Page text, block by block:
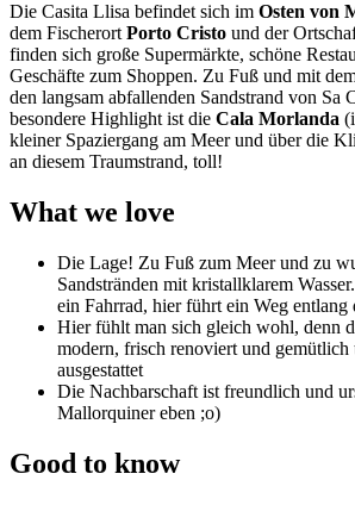
Die Casita Llisa befindet sich im Osten von
dem Fischerort Porto Cristo und der
finden sich große Supermärkte, schöne
Geschäfte zum Shoppen. Zu Fuß und mit
den langsam abfallenden Sandstrand von Sa
besondere Highlight ist die Cala Morlanda
kleiner Spaziergang am Meer und über die
an diesem Traumstrand, toll!
What we love
Die Lage! Zu Fuß zum Meer und zu
Sandstränden mit kristallklarem
ein Fahrrad, hier führt ein Weg entlang
Hier fühlt man sich gleich wohl, denn
modern, frisch renoviert und
ausgestattet
Die Nachbarschaft ist freundlich und
Mallorquiner eben ;o)
Good to know